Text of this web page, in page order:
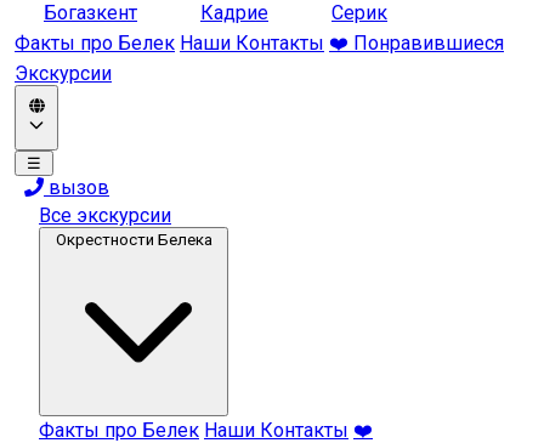
Богазкент Кадрие
Серик
Факты про Белек Наши Контакты ❤️ Понравившиеся
Экскурсии
☰
вызов
Все экскурсии
Окрестности Белека
Факты про Белек Наши Контакты ❤️